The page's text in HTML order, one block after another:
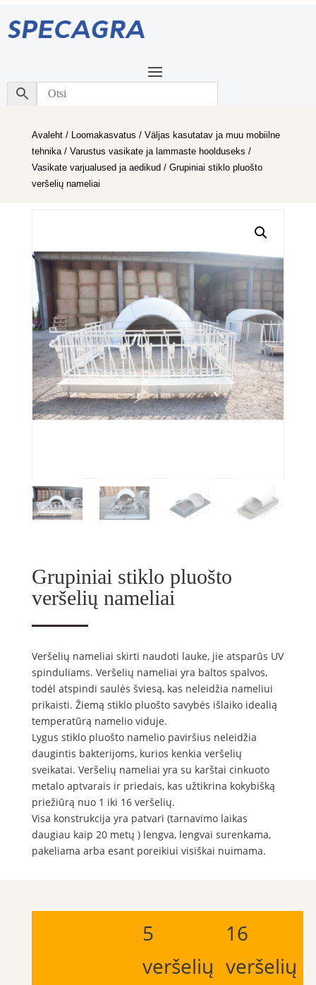
Avaleht/ Loomakasvatus / Väljas kasutatav ja muu mobiilne
tehnika/ Varustus vasikate ja lammaste hoolduseks /
Vasikate varjualused ja aedikud / Grupiniai stiklo pluošto
veršelių nameliai
Grupiniai stiklo pluošto
veršelių nameliai
Veršelių nameliai skirti naudoti lauke, jie atsparūs UV
spinduliams. Veršelių nameliai yra baltos spalvos,
todėl atspindi saulės šviesą, kas neleidžia nameliui
prikaisti. Žiemą stiklo pluošto savybės išlaiko idealią
temperatūrą namelio viduje.
Lygus stiklo pluošto namelio paviršius neleidžia
daugintis bakterijoms, kurios kenkia veršelių
sveikatai. Veršelių nameliai yra su karštai cinkuoto
metalo aptvarais ir priedais, kas užtikrina kokybišką
priežiūrą nuo 1 iki 16 veršelių.
Visa konstrukcija yra patvari (tarnavimo laikas
daugiau kaip 20 metų ) lengva, lengvai surenkama,
pakeliama arba esant poreikiui visiškai nuimama.
5
veršelių
16
veršelių